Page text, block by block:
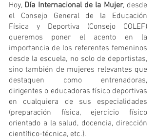
Hoy, Día Internacional de la Mujer, desde
el Consejo General de la Educación
Física y Deportiva (Consejo COLEF)
queremos poner el acento en la
importancia de los referentes femeninos
desde la escuela, no solo de deportistas,
sino también de mujeres relevantes que
destaquen como entrenadoras,
dirigentes o educadoras físico deportivas
en cualquiera de sus especialidades
(preparación física, ejercicio físico
orientado a la salud, docencia, dirección
científico-técnica, etc.).